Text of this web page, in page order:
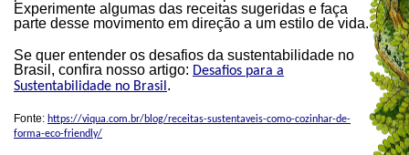
Experimente algumas das receitas sugeridas e faça
parte desse movimento em direção a um estilo de vida.
Se quer entender os desafios da sustentabilidade no
Brasil, confira nosso artigo: Desafios para a
Sustentabilidade no Brasil .
Fonte: https://viqua.com.br/blog/receitas-sustentaveis-como-cozinhar-de-
forma-eco-friendly/